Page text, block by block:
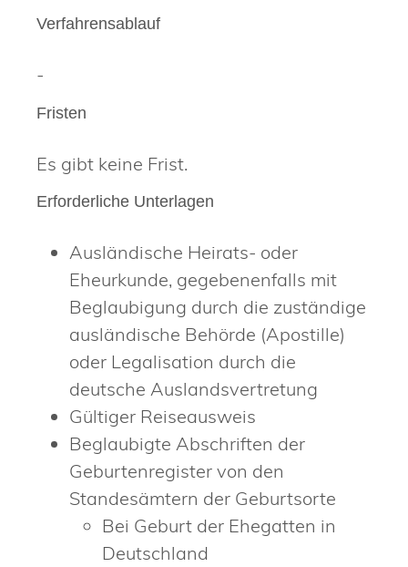
Verfahrensablauf
-
Fristen
Es gibt keine Frist.
Erforderliche Unterlagen
Ausländische Heirats- oder
Eheurkunde, gegebenenfalls mit
Beglaubigung durch die zuständige
ausländische Behörde (Apostille)
oder Legalisation durch die
deutsche Auslandsvertretung
Gültiger Reiseausweis
Beglaubigte Abschriften der
Geburtenregister von den
Standesämtern der Geburtsorte
Bei Geburt der Ehegatten in
Deutschland